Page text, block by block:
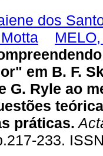
dos
em B. F.
G. Ryle ao
práticas.
233.